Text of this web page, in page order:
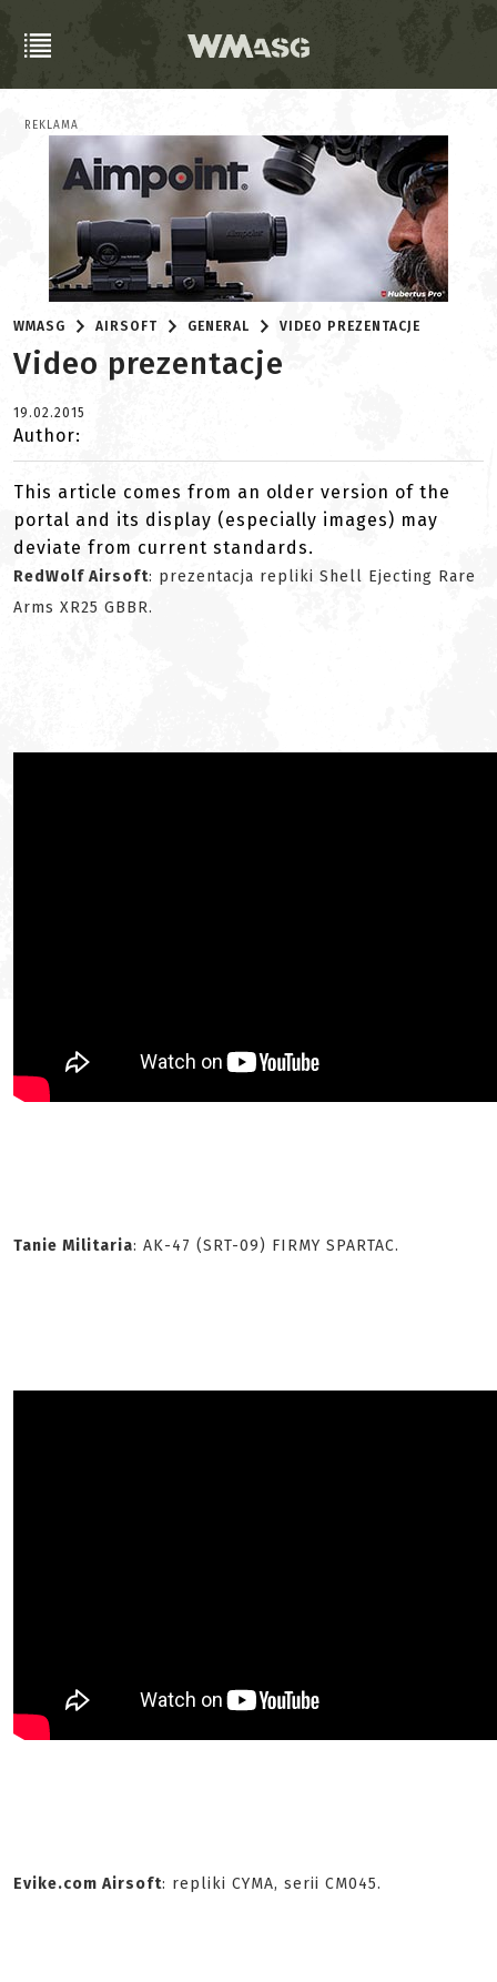
REKLAMA
WMASG AIRSOFT GENERAL VIDEO PREZENTACJE
Video prezentacje
19.02.2015
Author:
This article comes from an older version of the
portal and its display (especially images) may
deviate from current standards.
RedWolf Airsoft: prezentacja repliki Shell Ejecting Rare
Arms XR25 GBBR.
Tanie Militaria: AK-47 (SRT-09) FIRMY SPARTAC.
Evike.com Airsoft: repliki CYMA, serii CM045.